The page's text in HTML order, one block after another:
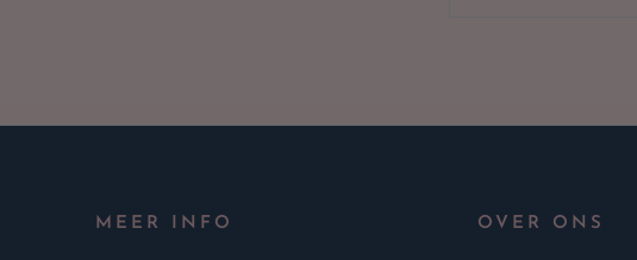
MEER INFO OVER ONS